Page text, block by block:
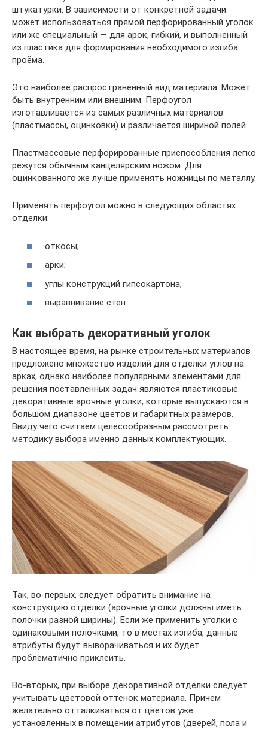
штукатурки. В зависимости от конкретной задачи
может использоваться прямой перфорированный уголок
или же специальный — для арок, гибкий, и выполненный
из пластика для формирования необходимого изгиба
проёма.
Это наиболее распространённый вид материала. Может
быть внутренним или внешним. Перфоугол
изготавливается из самых различных материалов
(пластмассы, оцинковки) и различается шириной полей.
Пластмассовые перфорированные приспособления легко
режутся обычным канцелярским ножом. Для
оцинкованного же лучше применять ножницы по металлу.
Применять перфоугол можно в следующих областях
отделки:
откосы;
арки;
углы конструкций гипсокартона;
выравнивание стен.
Как выбрать декоративный уголок
В настоящее время, на рынке строительных материалов
предложено множество изделий для отделки углов на
арках, однако наиболее популярными элементами для
решения поставленных задач являются пластиковые
декоративные арочные уголки, которые выпускаются в
большом диапазоне цветов и габаритных размеров.
Ввиду чего считаем целесообразным рассмотреть
методику выбора именно данных комплектующих.
Так, во-первых, следует обратить внимание на
конструкцию отделки (арочные уголки должны иметь
полочки разной ширины). Если же применить уголки с
одинаковыми полочками, то в местах изгиба, данные
атрибуты будут выворачиваться и их будет
проблематично приклеить.
Во-вторых, при выборе декоративной отделки следует
учитывать цветовой оттенок материала. Причем
желательно отталкиваться от цветов уже
установленных в помещении атрибутов (дверей, пола и